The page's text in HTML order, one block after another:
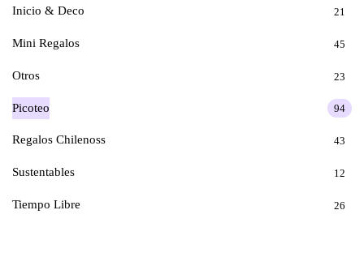
Inicio & Deco 21
Mini Regalos 45
Otros 23
Picoteo 94
Regalos Chilenoss 43
Sustentables 12
Tiempo Libre 26